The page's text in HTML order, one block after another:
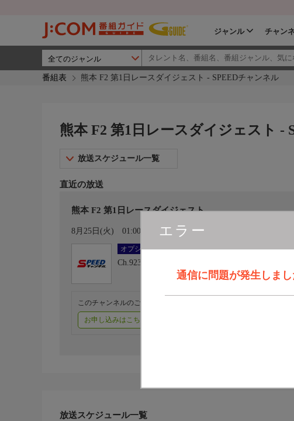
ジャンル チャン
番組表 熊本 F2 第1日レースダイジェスト - SPEEDチャンネル
エラー
通信に問題が発生しま
熊本 F2 第1日レースダイジェスト -
放送スケジュール一覧
直近の放送
熊本 F2 第1日レースダイジェスト
8月25日(火) 01:00〜01:15 カレンダー登録
オプション
Ch.923
このチャンネルのご視聴には、オプションチャンネル(有料)のご契約
お申し込みはこちら
放送スケジュール一覧